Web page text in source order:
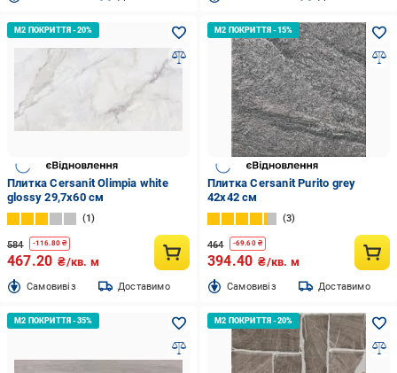
Плитка Cersanit Olimpia white
glossy 29,7x60 см
1
584 -116.80 ₴
467.20 ₴/кв. м
Cамовивіз Доставимо
Плитка Cersanit Purito grey
42x42 см
3
464 -69.60₴
394.40 ₴/кв. м
Cамовивіз Доставимо